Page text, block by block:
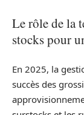
Le rôle de la
stocks pour
En 2025, la
succès des